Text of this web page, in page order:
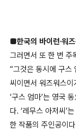
■한국의 바이런·워
그러면서 또 한 번 주
“그것은 동시에 구스
씨이면서 워즈워스이
‘구스 엄마’는 영국
다. ‘레무스 아저씨’
한 작품의 주인공이